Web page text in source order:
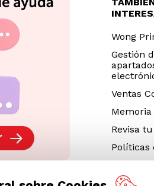
Wong
Gestión
Ventas
Memoria
Revisa
Políticas
Legales